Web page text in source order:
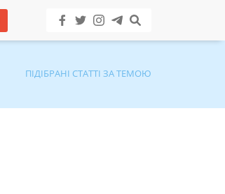
ПІДІБРАНІ СТАТТІ ЗА ТЕМОЮ